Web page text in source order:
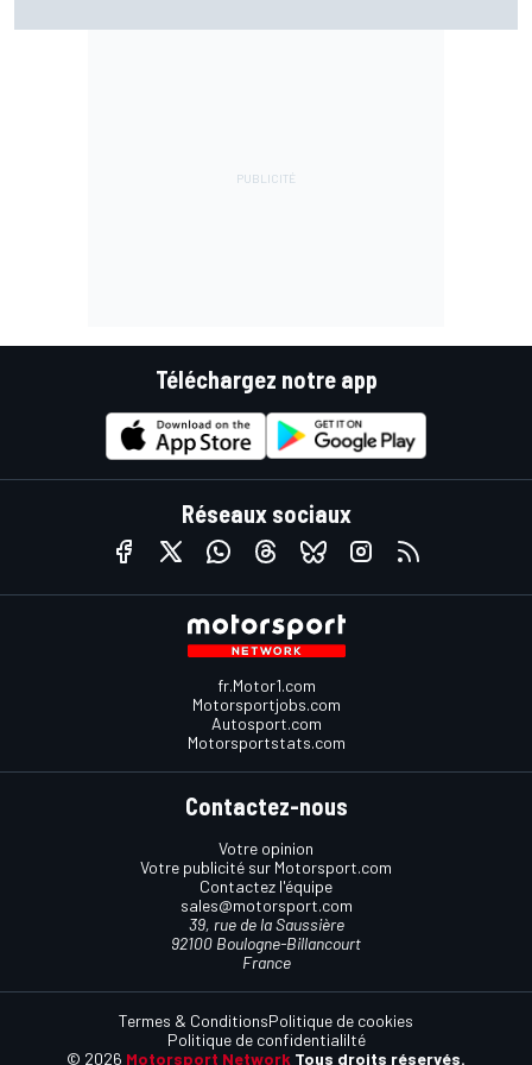
Téléchargez notre app
Réseaux sociaux
fr.Motor1.com
Motorsportjobs.com
Autosport.com
Motorsportstats.com
Contactez-nous
Votre opinion
Votre publicité sur Motorsport.com
Contactez l'équipe
sales@motorsport.com
39, rue de la Saussière
92100 Boulogne-Billancourt
France
© 2026 Motorsport Network Tous droits réservés.
Termes & ConditionsPolitique de cookies
Politique de confidentialilté